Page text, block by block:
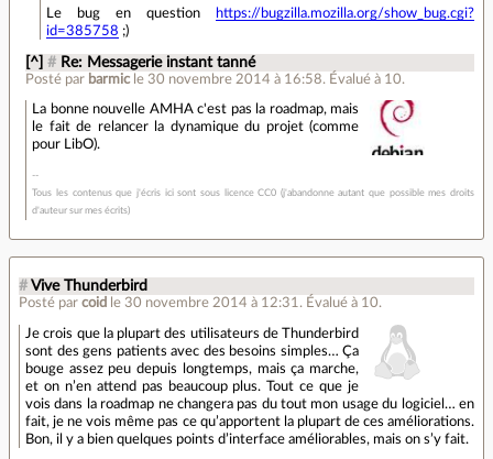
Le bug en question
https://bugzilla.mozilla.org/show_bug.cgi?
id=385758 ;)
[^] # Re: Messagerie instant tanné
Posté par barmic le 30 novembre 2014 à 16:58. Évalué à 10.
La bonne nouvelle AMHA c'est pas la roadmap, mais
le fait de relancer la dynamique du projet (comme
pour LibO).
Tous les contenus que j'écris ici sont sous licence CC0 (j'abandonne autant que possible mes droits
d'auteur sur mes écrits)
# Vive Thunderbird
Posté par coid le 30 novembre 2014 à 12:31 . Évalué à 10.
Je crois que la plupart des utilisateurs de Thunderbird
sont des gens patients avec des besoins simples… Ça
bouge assez peu depuis longtemps, mais ça marche,
et on n’en attend pas beaucoup plus. Tout ce que je
vois dans la roadmap ne changera pas du tout mon usage du logiciel… en
fait, je ne vois même pas ce qu’apportent la plupart de ces améliorations.
Bon, il y a bien quelques points d’interface améliorables, mais on s’y fait.